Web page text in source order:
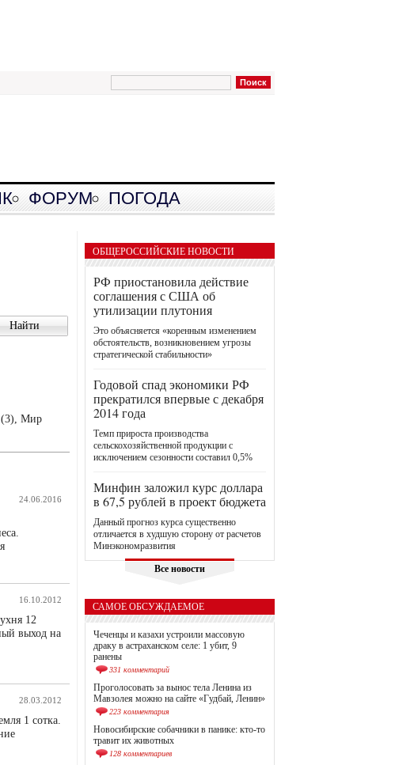
ФОРУМ ПОГОДА
ОБЩЕРОССИЙСКИЕ НОВОСТИ
РФ приостановила действие
соглашения с США об
утилизации плутония
Это объясняется «коренным изменением
обстоятельств, возникновением угрозы
стратегической стабильности»
Годовой спад экономики РФ
прекратился впервые с декабря
2014 года
Темп прироста производства
сельскохозяйственной продукции с
исключением сезонности составил 0,5%
Минфин заложил курс доллара
в 67,5 рублей в проект бюджета
Данный прогноз курса существенно
отличается в худшую сторону от расчетов
Минэкономразвития
Все новости
САМОЕ ОБСУЖДАЕМОЕ
Чеченцы и казахи устроили массовую
драку в астраханском селе: 1 убит, 9
ранены
331 комментарий
Проголосовать за вынос тела Ленина из
Мавзолея можно на сайте «Гудбай, Ленин»
223 комментария
Новосибирские собачники в панике: кто-то
травит их животных
128 комментариев
(3), Мир
24.06.2016
16.10.2012
12
выход на
28.03.2012
1 сотка.